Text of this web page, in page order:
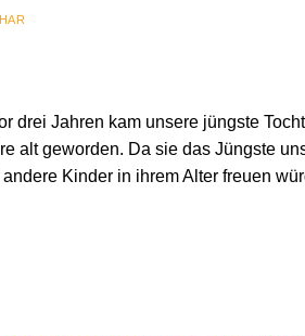
drei Jahren kam unsere jüngste
alt geworden. Da sie das Jüngste
Kinder in ihrem Alter freuen